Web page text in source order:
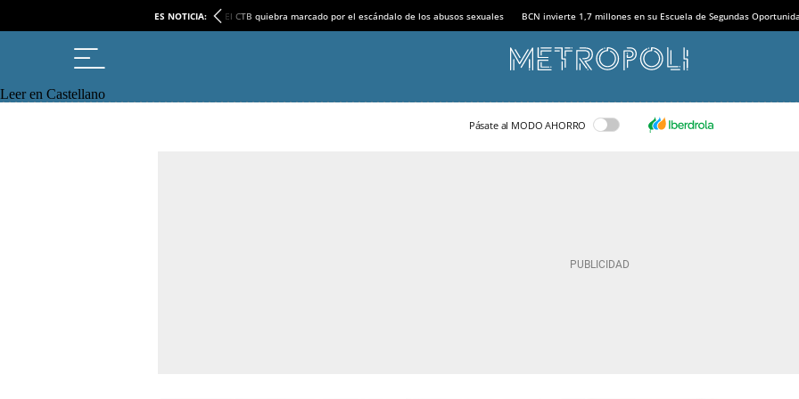
ES NOTICIA: El CTB quiebra marcado por el escándalo de los abusos sexuales BCN invierte 1,7 millones en su Escuela de Segundas
Leer en Castellano
Pásate al MODO AHORRO